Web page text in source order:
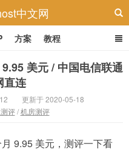
中文网
方案 教程
美元 / 中国电信联通
直连
更新于 2020-05-18
评/机房测评
9.95 美元，测评一下看